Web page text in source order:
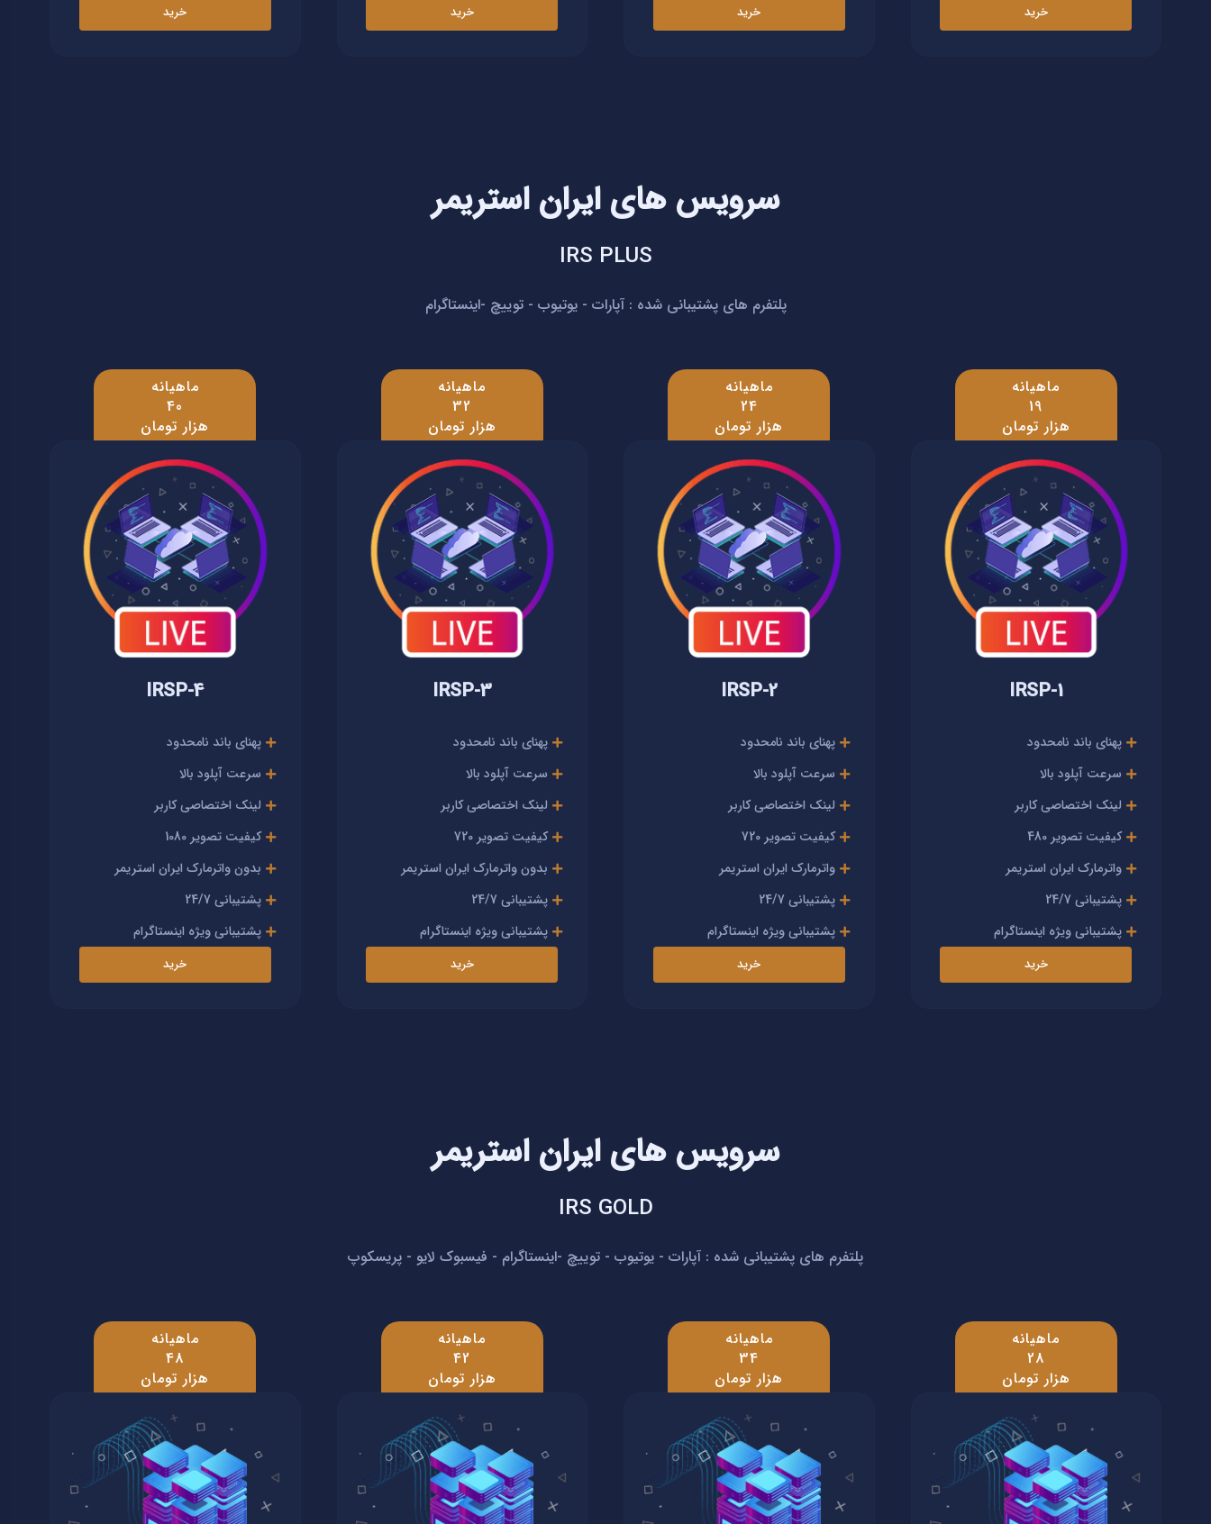
خرید خرید خرید خرید
سرویس های ایران استریمر
IRS PLUS
پلتفرم های پشتیبانی شده : آپارات - یوتیوب - توییچ -اینستاگرام
ماهیانه
19
هزار تومان
IRSP-1
پهنای باند نامحدود
سرعت آپلود بالا
لینک اختصاصی کاربر
کیفیت تصویر 480
واترمارک ایران استریمر
پشتیبانی 24/7
پشتیبانی ویژه اینستاگرام
خرید
ماهیانه
24
هزار تومان
IRSP-2
پهنای باند نامحدود
سرعت آپلود بالا
لینک اختصاصی کاربر
کیفیت تصویر 720
واترمارک ایران استریمر
پشتیبانی 24/7
پشتیبانی ویژه اینستاگرام
خرید
ماهیانه
32
هزار تومان
IRSP-3
پهنای باند نامحدود
سرعت آپلود بالا
لینک اختصاصی کاربر
کیفیت تصویر 720
بدون واترمارک ایران استریمر
پشتیبانی 24/7
پشتیبانی ویژه اینستاگرام
خرید
ماهیانه
40
هزار تومان
IRSP-4
پهنای باند نامحدود
سرعت آپلود بالا
لینک اختصاصی کاربر
کیفیت تصویر 1080
بدون واترمارک ایران استریمر
پشتیبانی 24/7
پشتیبانی ویژه اینستاگرام
خرید
سرویس های ایران استریمر
IRS GOLD
پلتفرم های پشتیبانی شده : آپارات - یوتیوب - توییچ -اینستاگرام - فیسبوک لایو - پریسکوپ
ماهیانه
28
هزار تومان
ماهیانه
34
هزار تومان
ماهیانه
42
هزار تومان
ماهیانه
48
هزار تومان